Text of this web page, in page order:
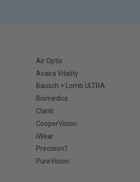
Air Optix
Avaira Vitality
Bausch + Lomb ULTRA
Biomedics
Clariti
CooperVision
iWear
Precision1
PureVision